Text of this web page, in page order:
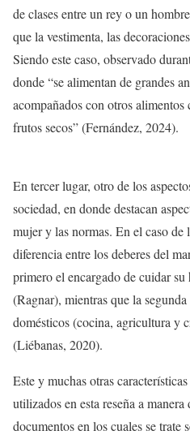
de clases entre un rey o un
que la vestimenta, las
Siendo este caso, observado
donde “se alimentan de grandes
acompañados con otros
frutos secos” (Fernández, 2024).
En tercer lugar, otro de los
sociedad, en donde destacan
mujer y las normas. En el caso de
diferencia entre los deberes del
primero el encargado de cuidar
(Ragnar), mientras que la
domésticos (cocina, agricultura y
(Liébanas, 2020).
Este y muchas otras
utilizados en esta reseña a
documentos en los cuales se